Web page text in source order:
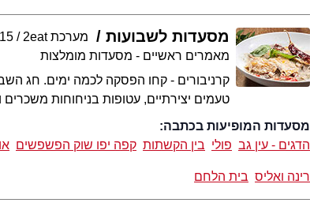
מסעדות לשבועות מערכת 2eat
מאמרים ראשיים - מסעדות מומלצות
קרניבורים - קחו הפסקה לכמה ימים. חג
טעמים יצירתיים, עטופות בניחוחות
מסעדות המופיעות בכתבה:
הדגים - עין גב פולי בין הקשתות קפה יפו שוק הפשפשים
רינה ואליס בית הלחם